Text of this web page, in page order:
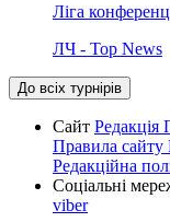
Ліга
ЛЧ - Top News
До всіх турнірів
Сайт Редакція
Правила сайту
Редакційна
Соціальні
viber